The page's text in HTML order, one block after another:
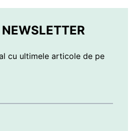
cu ultimele articole de pe